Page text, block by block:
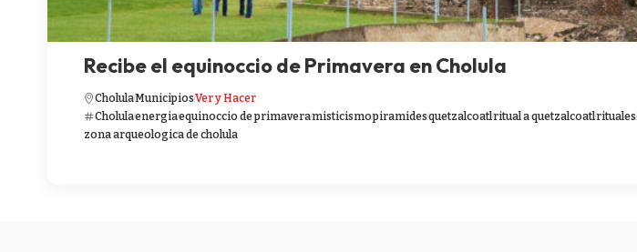
Recibe el equinoccio de Primavera en Cholula
CholulaMunicipiosVer y Hacer
Cholulaenergiaequinoccio de primaveramisticismopiramidesquetzalcoatlritual a quetzalcoatlrituales
zona arqueologica de cholula